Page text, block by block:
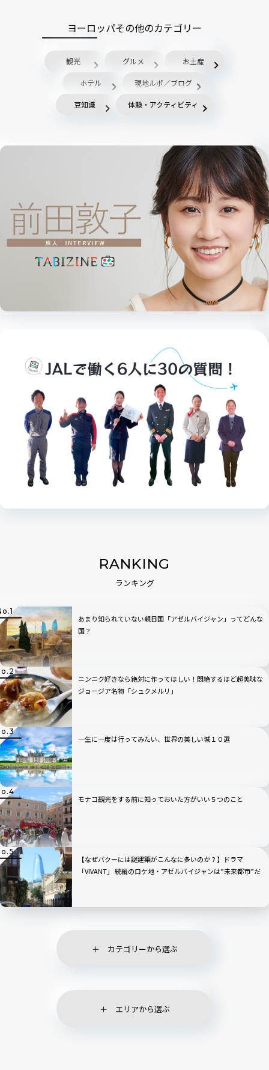
ヨーロッパその他のカテゴリー
観光 グルメ お土産
ホテル 現地ルポ／ブログ
豆知識 体験・アクティビティ
RANKING
ランキング
あまり知られていない親日国「アゼルバイジャン」ってどんな
国？
ニンニク好きなら絶対に作ってほしい！悶絶するほど超美味な
ジョージア名物「シュクメルリ」
一生に一度は行ってみたい、世界の美しい城１０選
モナコ観光をする前に知っておいた方がいい５つのこと
【なぜバクーには謎建築がこんなに多いのか？】ドラマ
「VIVANT」 続編のロケ地・アゼルバイジャンは”未来都市”だ
カテゴリーから選ぶ
エリアから選ぶ